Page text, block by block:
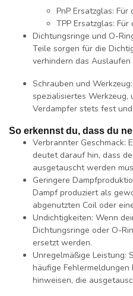
PnP Ersatzglas: Für
TPP Ersatzglas: Für
Dichtungsringe und O-
Teile sorgen für die
verhindern das Auslaufen
Schrauben und Werkzeug:
spezialisiertes Werkzeug,
Verdampfer stets fest
So erkennst du, dass du
Verbrannter Geschmack:
deutet darauf hin, dass
ausgetauscht werden
Geringere
Dampf produziert als
abgenutzten Coil oder
Undichtigkeiten: Wenn
Dichtungsringe oder O-
ersetzt werden.
Unregelmäßige Leistung:
häufige
hinweisen, die